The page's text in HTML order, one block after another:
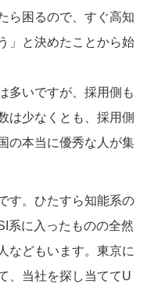
ら困るので、すぐ高知
」と決めたことから始
多いですが、採用側も
は少なくとも、採用側
の本当に優秀な人が集
す。ひたすら知能系の
系に入ったものの全然
などもいます。東京に
、当社を探し当ててU